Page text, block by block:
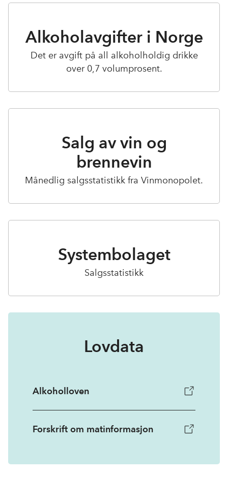
Alkoholavgifter i Norge
Det er avgift på all alkoholholdig drikke
over 0,7 volumprosent.
Salg av vin og
brennevin
Månedlig salgsstatistikk fra Vinmonopolet.
Systembolaget
Salgsstatistikk
Lovdata
Alkoholloven
Forskrift om matinformasjon